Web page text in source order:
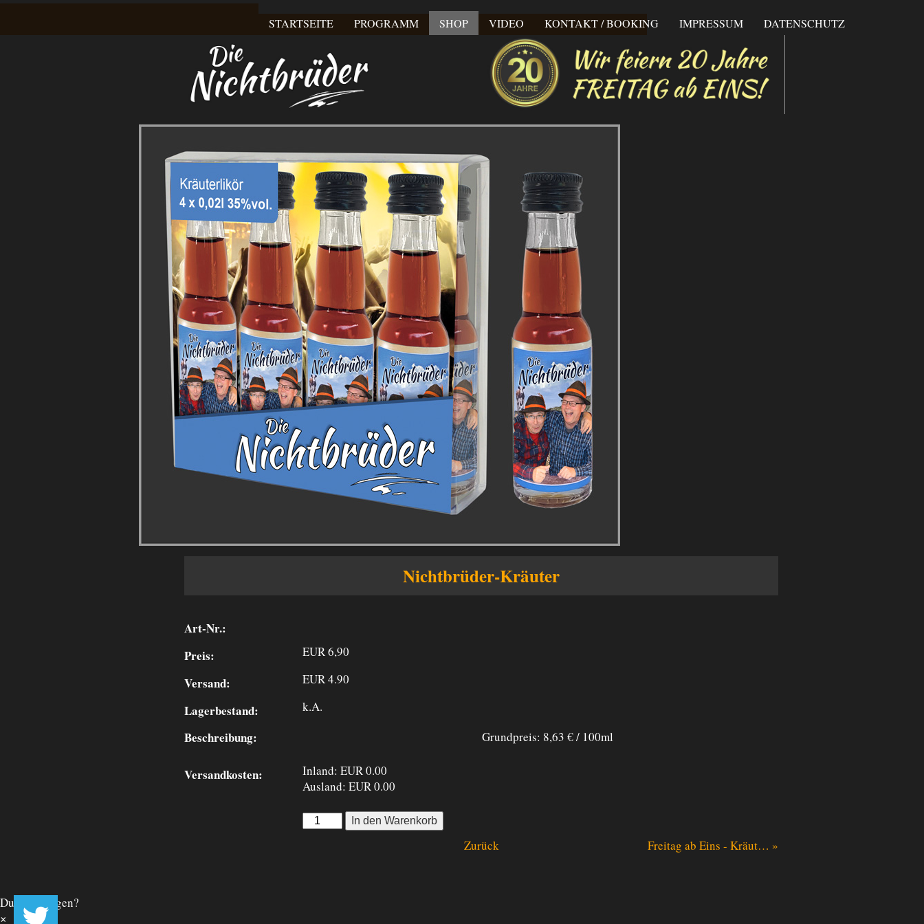
STARTSEITE PROGRAMM SHOP VIDEO KONTAKT / BOOKING IMPRESSUM DATENSCHUTZ
Nichtbrüder-Kräuter
Art-Nr.:
Preis:
EUR 6,90
Versand: EUR 4.90
Lagerbestand: k.A.
Beschreibung: Grundpreis: 8,63 € / 100ml
Versandkosten:
Inland: EUR 0.00
Ausland: EUR 0.00
Zurück Freitag ab Eins - Kräut… »
Du hast Fragen?
×